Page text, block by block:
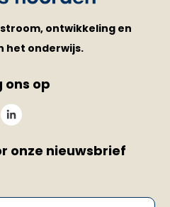
ontwikkeling en
het onderwijs.
ons op
onze nieuwsbrief